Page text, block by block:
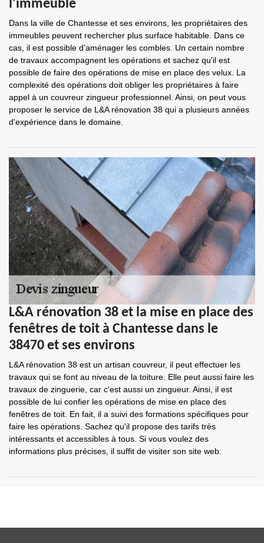
l'immeuble
Dans la ville de Chantesse et ses environs, les propriétaires des
immeubles peuvent rechercher plus surface habitable. Dans ce
cas, il est possible d'aménager les combles. Un certain nombre
de travaux accompagnent les opérations et sachez qu'il est
possible de faire des opérations de mise en place des velux. La
complexité des opérations doit obliger les propriétaires à faire
appel à un couvreur zingueur professionnel. Ainsi, on peut vous
proposer le service de L&A rénovation 38 qui a plusieurs années
d'expérience dans le domaine.
L&A rénovation 38 et la mise en place des
fenêtres de toit à Chantesse dans le
38470 et ses environs
L&A rénovation 38 est un artisan couvreur, il peut effectuer les
travaux qui se font au niveau de la toiture. Elle peut aussi faire les
travaux de zinguerie, car c'est aussi un zingueur. Ainsi, il est
possible de lui confier les opérations de mise en place des
fenêtres de toit. En fait, il a suivi des formations spécifiques pour
faire les opérations. Sachez qu'il propose des tarifs très
intéressants et accessibles à tous. Si vous voulez des
informations plus précises, il suffit de visiter son site web.